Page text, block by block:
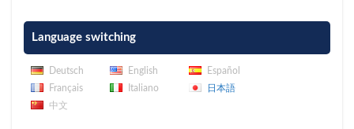
Language switching
Deutsch English
Español
Français
Italiano
日本語
中文